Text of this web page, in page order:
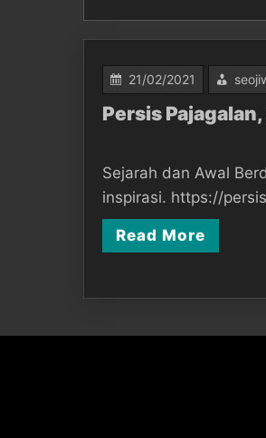
21/02/2021
Persis
Sejarah dan Awal
inspirasi. https://
Read More